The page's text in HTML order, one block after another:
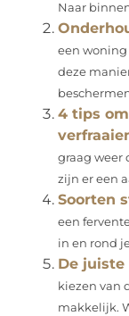
Naar
een
deze
4 tips
graag weer
zijn er een
Soorten
een
in en rond
De juiste
kiezen van
makkelijk.